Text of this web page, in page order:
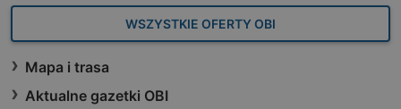
WSZYSTKIE OFERTY OBI
Mapa i trasa
Aktualne gazetki OBI